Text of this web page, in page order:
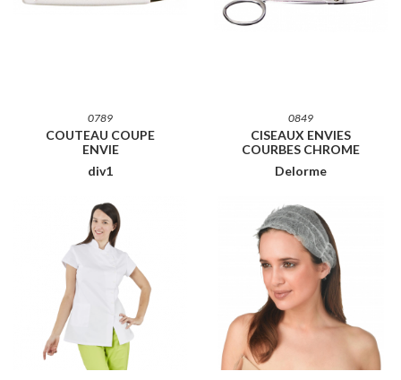
0789
COUTEAU COUPE
ENVIE
div1
0849
CISEAUX ENVIES
COURBES CHROME
Delorme